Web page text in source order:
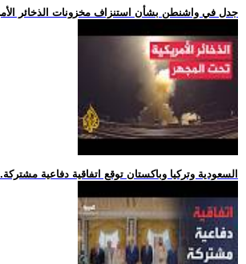
.. جدل في واشنطن بشأن استنزاف مخزونات الذخائر
.. السعودية وتركيا وباكستان توقع اتفاقية دفاعية